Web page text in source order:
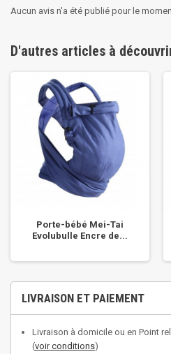
Aucun avis n'a été publié pour le
D'autres articles à
Porte-bébé Mei-Tai
Evolubulle Encre de...
LIVRAISON ET PAIEMENT
Livraison à domicile ou en Point
(voir conditions)